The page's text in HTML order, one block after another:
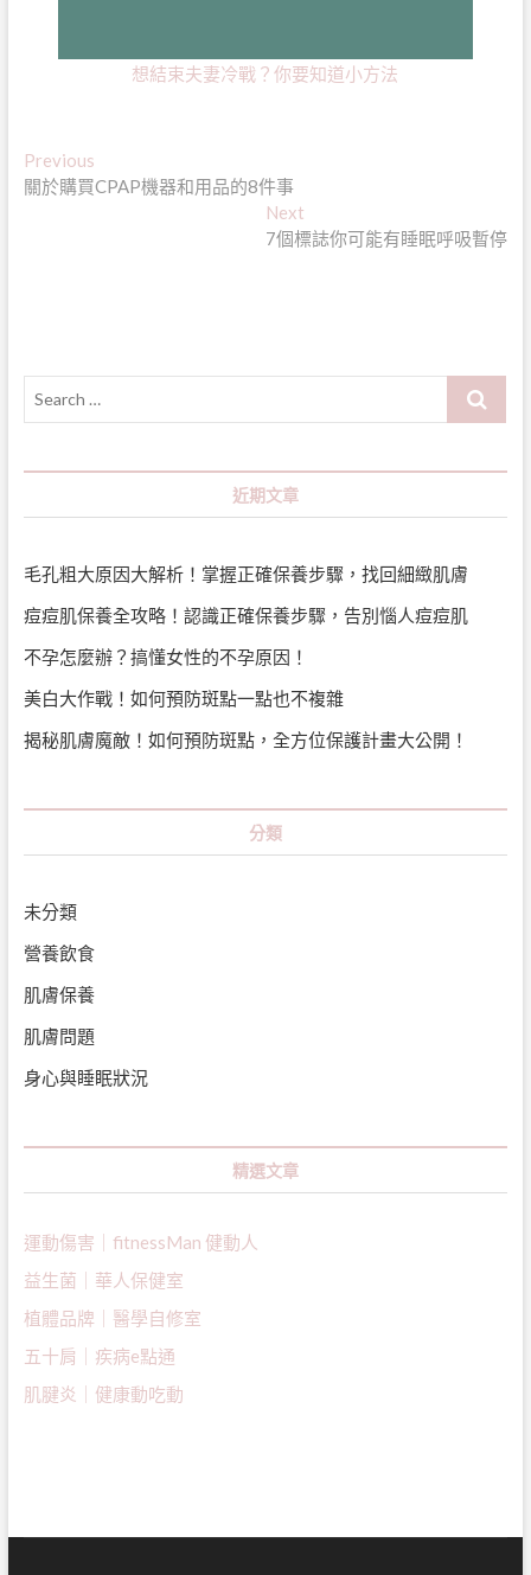
想結束夫妻冷戰？你要知道小方法
文
章
PreviousPrevious
post:
關於購買CPAP機器和用品的8件事
Next
post:
7個標誌你可能有睡眠呼吸暫停
Search
近期文章
毛孔粗大原因大解析！掌握正確保養步驟，找回細緻肌膚
痘痘肌保養全攻略！認識正確保養步驟，告別惱人痘痘肌
不孕怎麼辦？搞懂女性的不孕原因！
美白大作戰！如何預防斑點一點也不複雜
揭秘肌膚魔敵！如何預防斑點，全方位保護計畫大公開！
分類
未分類
營養飲食
肌膚保養
肌膚問題
身心與睡眠狀況
精選文章
運動傷害｜fitnessMan 健動人
益生菌｜ 華人保健室
植體品牌｜醫學自修室
五十肩｜疾病e點通
肌腱炎｜健康動吃動